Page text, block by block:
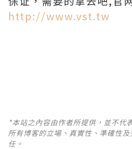
http://www.vst.tw
*本站之內容由作者所提供，並不代
所有博客的立場、真實性、準確性
任。